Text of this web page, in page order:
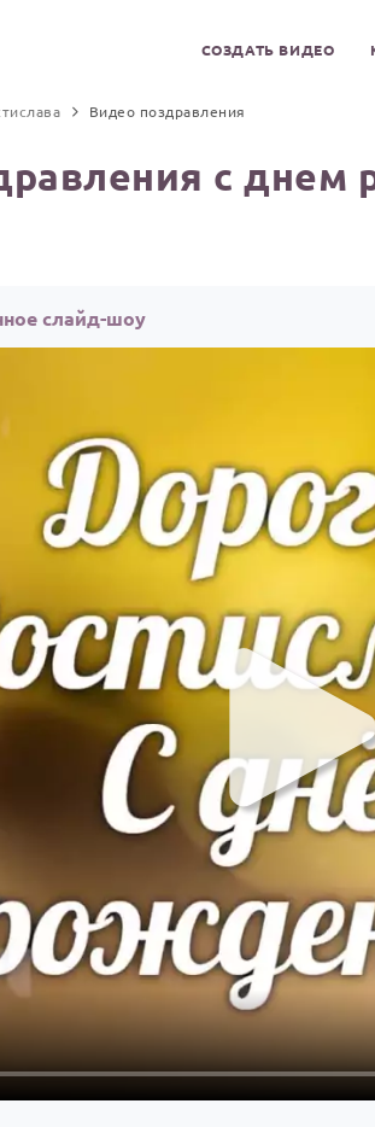
СОЗДАТЬ ВИДЕО
Видео поздравления
с днем
слайд-шоу